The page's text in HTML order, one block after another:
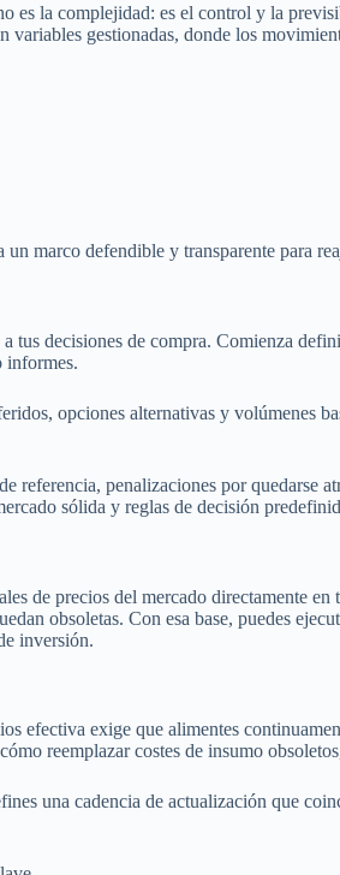
es la complejidad: es el control y la
gestionadas, donde los
marco defendible y transparente para
decisiones de compra. Comienza
informes.
opciones alternativas y volúmenes
penalizaciones por quedarse
sólida y reglas de decisión
de precios del mercado directamente
obsoletas. Con esa base, puedes
inversión.
efectiva exige que alimentes
reemplazar costes de insumo
una cadencia de actualización que